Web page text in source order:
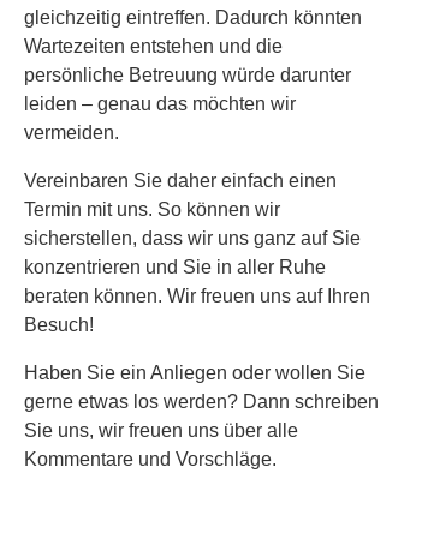
gleichzeitig eintreffen. Dadurch könnten
Wartezeiten entstehen und die
persönliche Betreuung würde darunter
leiden – genau das möchten wir
vermeiden.
Vereinbaren Sie daher einfach einen
Termin mit uns. So können wir
sicherstellen, dass wir uns ganz auf Sie
konzentrieren und Sie in aller Ruhe
beraten können. Wir freuen uns auf Ihren
Besuch!
Haben Sie ein Anliegen oder wollen Sie
gerne etwas los werden? Dann schreiben
Sie uns, wir freuen uns über alle
Kommentare und Vorschläge.